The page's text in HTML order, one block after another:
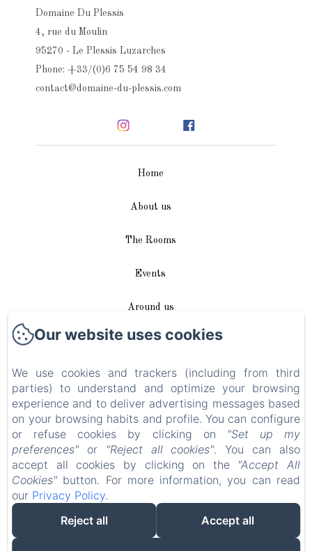
Domaine Du Plessis
4, rue du Moulin
95270 - Le Plessis Luzarches
Phone: +33/(0)6 75 54 98 34
contact@domaine-du-plessis.com
Home
About us
The Rooms
Events
Around us
Access / Contact
Plan du site
Blog
Legal notice
EN FR DE
Powered using Amenitiz
Our website uses cookies
We use cookies and trackers (including from third
parties) to understand and optimize your browsing
experience and to deliver advertising messages based
on your browsing habits and profile. You can configure
or refuse cookies by clicking on
"Set up my
preferences" or "Reject all cookies". You can also
accept all cookies by clicking on the "Accept All
Cookies" button. For more information, you can read
our Privacy Policy.
Reject all
Accept all